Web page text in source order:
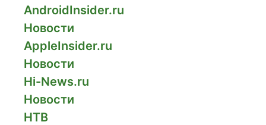
AndroidInsider.ru
Новости
AppleInsider.ru
Новости
Hi-News.ru
Новости
НТВ